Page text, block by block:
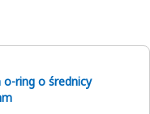
o-ring o średnicy